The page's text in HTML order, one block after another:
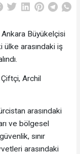
Ankara Büyükelçisi
ülke arasındaki iş
Archil
arasındaki
ve bölgesel
sınır
arasındaki